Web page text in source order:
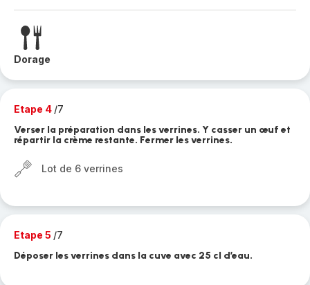
Dorage
Etape 4 /7
Verser la préparation dans les verrines. Y casser un œuf et
répartir la crème restante. Fermer les verrines.
Lot de 6 verrines
Etape 5 /7
Déposer les verrines dans la cuve avec 25 cl d’eau.